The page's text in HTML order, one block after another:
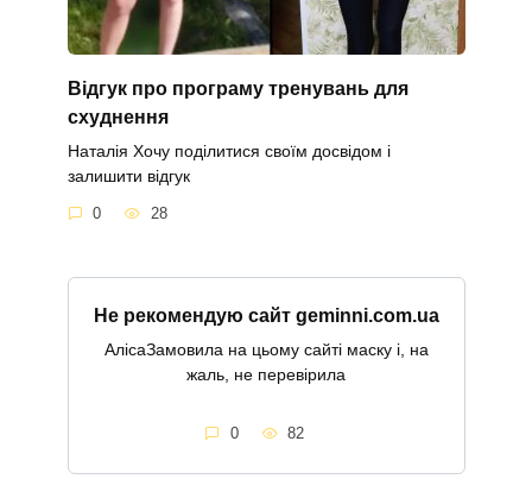
Відгук про програму тренувань для
схуднення
Наталія Хочу поділитися своїм досвідом і
залишити відгук
0 28
Не рекомендую сайт geminni.com.ua
АлісаЗамовила на цьому сайті маску і, на
жаль, не перевірила
0 82